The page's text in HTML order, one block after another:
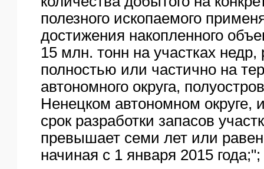
полезного ископаемого
достижения накопленного
15 млн. тонн на участках
полностью или частично на
автономного округа,
Ненецком автономном округе,
срок разработки запасов
превышает семи лет или
начиная с 1 января 2015 года;";